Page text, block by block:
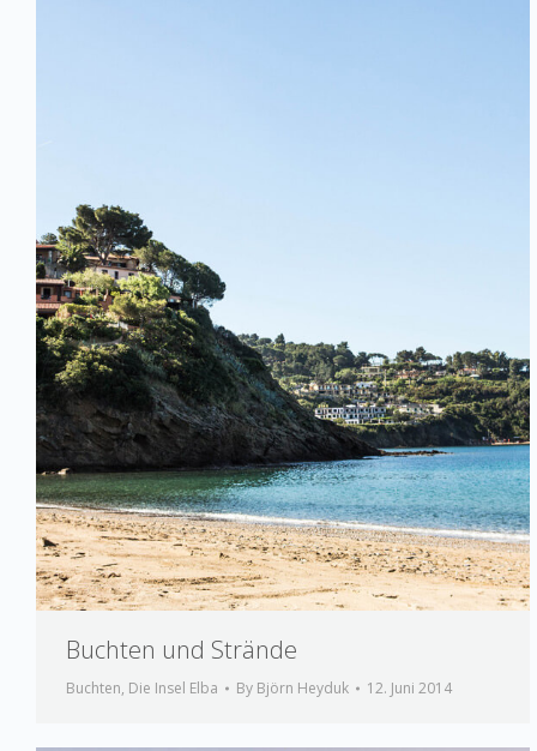
Buchten und Strände
Buchten, Die Insel Elba By Björn Heyduk 12. Juni 2014